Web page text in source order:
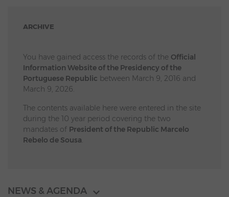
ARCHIVE
You have gained access the records of the Official
Information Website of the Presidency of the
Portuguese Republic between March 9, 2016 and
March 9, 2026.
The contents available here were entered in the site
during the 10 year period covering the two
mandates of President of the Republic Marcelo
Rebelo de Sousa.
NEWS & AGENDA